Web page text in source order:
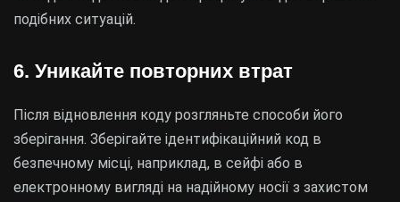
подібних ситуацій.
6. Уникайте повторних втрат
Після відновлення коду розгляньте способи його
зберігання. Зберігайте ідентифікаційний код в
безпечному місці, наприклад, в сейфі або в
електронному вигляді на надійному носії з захистом